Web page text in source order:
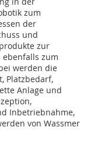
zum
der
und
zur
ebenfalls zum
werden die
Platzbedarf,
Anlage und
Inbetriebnahme,
von Wassmer